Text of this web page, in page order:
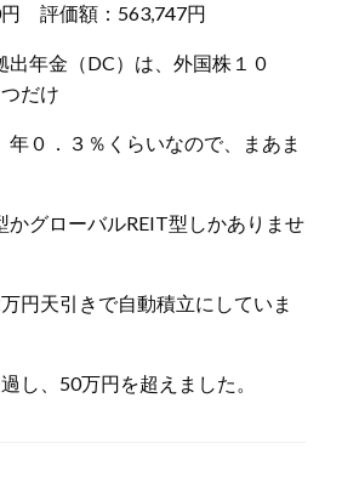
円 評価額：563,747円
出年金（DC）は、外国株１０
だけ
年０．３％くらいなので、まあま
かグローバルREIT型しかありませ
円天引きで自動積立にしていま
し、50万円を超えました。